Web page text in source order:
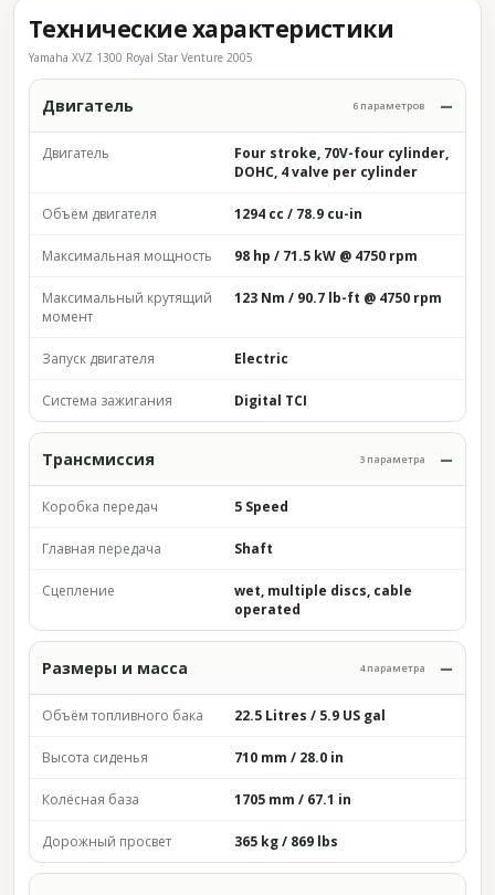
Технические характеристики
Yamaha XVZ 1300 Royal Star Venture 2005
Двигатель 6 параметров
Двигатель
Four stroke, 70V-four cylinder,
DOHC, 4 valve per cylinder
Объём двигателя 1294 cc / 78.9 cu-in
Максимальная мощность 98 hp / 71.5 kW @ 4750 rpm
Максимальный крутящий
момент
123 Nm / 90.7 lb-ft @ 4750 rpm
Запуск двигателя Electric
Система зажигания Digital TCI
Трансмиссия 3 параметра
Коробка передач 5 Speed
Главная передача Shaft
Сцепление
wet, multiple discs, cable
operated
Размеры и масса 4 параметра
Объём топливного бака 22.5 Litres / 5.9 US gal
Высота сиденья 710 mm / 28.0 in
Колёсная база 1705 mm / 67.1 in
Дорожный просвет 365 kg / 869 lbs